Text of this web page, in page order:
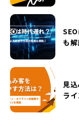
も解
見
ラ